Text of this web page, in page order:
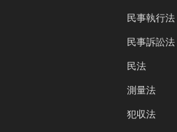
民事執行法
民事訴訟法
民法
測量法
犯収法